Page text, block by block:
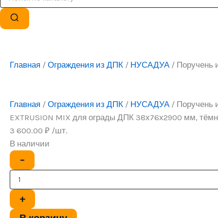
Главная / Ограждения из ДПК / НУСАДУА / Поручень
Главная / Ограждения из ДПК / НУСАДУА / Поручень
EXTRUSION MIX для ограды ДПК 38х76х2900 мм,
3 600.00 ₽ /шт.
В наличии
−
Количество
товара
ДПК
CO-
+